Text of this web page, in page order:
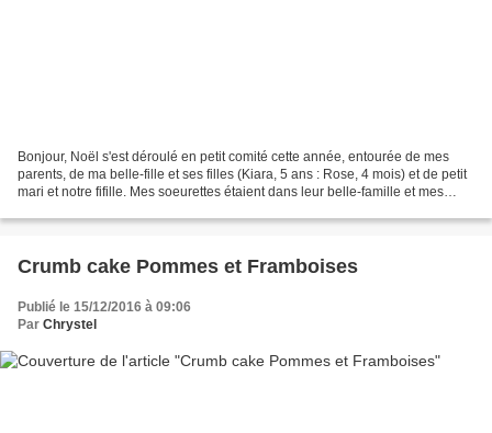
Bonjour, Noël s'est déroulé en petit comité cette année, entourée de mes
parents, de ma belle-fille et ses filles (Kiara, 5 ans : Rose, 4 mois) et de petit
mari et notre fifille. Mes soeurettes étaient dans leur belle-famille et mes
Crumb cake Pommes et Framboises
Publié le 15/12/2016 à 09:06
Par Chrystel